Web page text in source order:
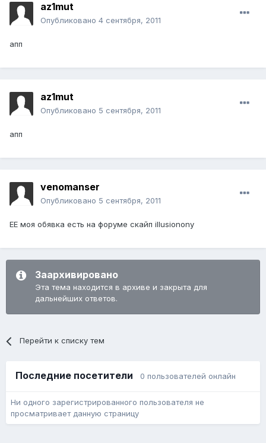
az1mut
Опубликовано 4 сентября, 2011
апп
az1mut
Опубликовано 5 сентября, 2011
апп
venomanser
Опубликовано 5 сентября, 2011
ЕЕ моя обявка есть на форуме скайп illusionony
Заархивировано
Эта тема находится в архиве и закрыта для
дальнейших ответов.
Перейти к списку тем
Последние посетители 0 пользователей онлайн
Ни одного зарегистрированного пользователя не
просматривает данную страницу